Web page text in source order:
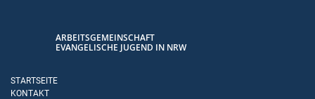
ARBEITSGEMEINSCHAFT
EVANGELISCHE JUGEND IN NRW
STARTSEITE
KONTAKT